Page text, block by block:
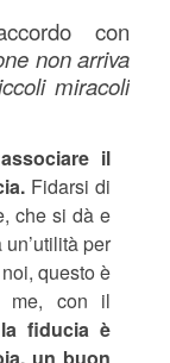
con
non arriva
miracoli
il
Fidarsi di
che si dà e
per
questo è
me, con il
fiducia è